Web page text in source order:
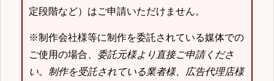
定段階など）はご申請いただけません。
※制作会社様等に制作を委託されている媒体での
ご使用の場合、 委託元様より直接ご申請くださ
い。 制作を受託されている業者様、広告代理店様